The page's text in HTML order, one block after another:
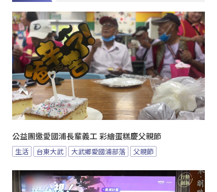
公益團邀愛國浦長輩義工 彩繪蛋糕慶父親節
生活 台東大武 大武鄉愛國浦部落 父親節